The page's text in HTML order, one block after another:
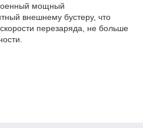
мощный
внешнему бустеру, что
перезаряда, не больше